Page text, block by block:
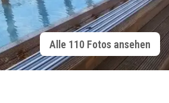
Alle 110 Fotos ansehen